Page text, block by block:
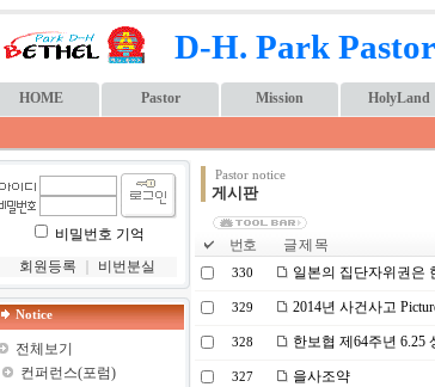
D-H. Park Pastor
HOME Pastor Mission HolyLand
비밀번호 기억
회원등록
비번분실
Notice
전체보기
컨퍼런스(포럼)
Pastor notice
게시판
번호 글 제 목
330 일본의 집단자위권은
329 2014년 사건사고
328 한보협 제64주년 6.25
327 을사조약